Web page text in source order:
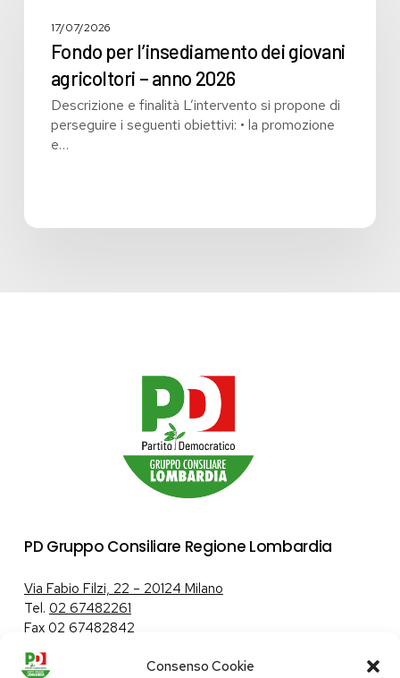
Consenso Cookie
giovani
agricoltori
anno
2026
17/07/2026
Fondo per l’insediamento dei giovani
agricoltori – anno 2026
Descrizione e finalità L’intervento si propone di
perseguire i seguenti obiettivi: • la promozione
e…
PD Gruppo Consiliare Regione Lombardia
Via Fabio Filzi, 22 – 20124 Milano
Tel. 02 67482261
Fax 02 67482842
Tutela dei dati personali|Politica sui cookie